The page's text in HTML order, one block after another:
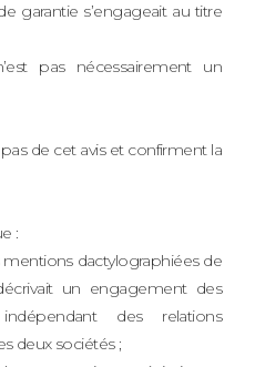
garantie s’engageait au titre
pas nécessairement un
de cet avis et confirment la
:
dactylographiées de
un engagement des
des relations
deux sociétés ;